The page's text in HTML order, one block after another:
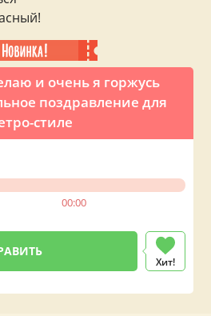
и очень я горжусь
поздравление для
стиле
00:00
Хит!